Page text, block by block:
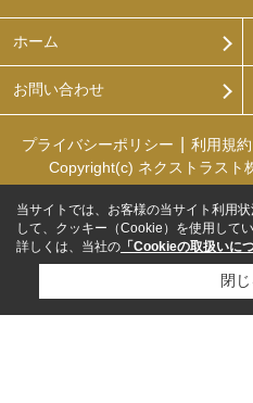
ホーム
お問い合わせ
プライバシーポリシー 利用規約
Copyright(c) ネクストラスト
当サイトでは、お客様の当サイト利用
して、クッキー（Cookie）を使用してい
詳しくは、当社の 「Cookieの取扱いに
閉じ